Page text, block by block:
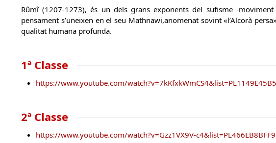
Rûmî (1207-1273), és un dels grans exponents del sufisme -
pensament s’uneixen en el seu Mathnawi,anomenat sovint «l’Alcorà
qualitat humana profunda.
1ª Classe
https://www.youtube.com/
2ª Classe
https://www.youtube.com/watch?v=Gzz1VX9V-